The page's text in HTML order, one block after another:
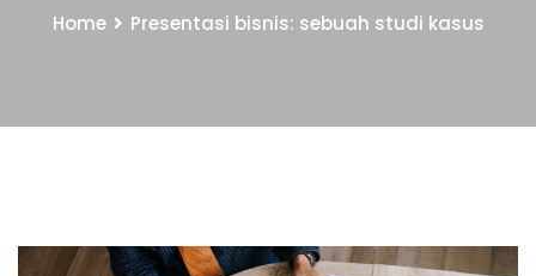
Home Presentasi bisnis: sebuah studi kasus